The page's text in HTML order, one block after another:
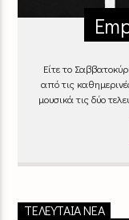
Είτε το
από τις
μουσικά τις δύο
ΤΕΛΕΥΤΑΊΑ ΝΈΑ